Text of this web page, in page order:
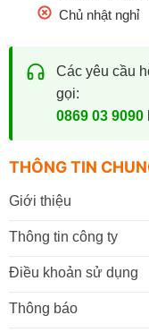
Chủ nhật nghỉ
Các yêu cầu
gọi:
0869 03 9090
THÔNG TIN
Giới thiệu
Thông tin công ty
Điều khoản sử dụng
Thông báo